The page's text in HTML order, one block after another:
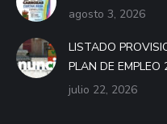
agosto 3, 2026
LISTADO
PLAN DE EMPLEO
julio 22, 2026